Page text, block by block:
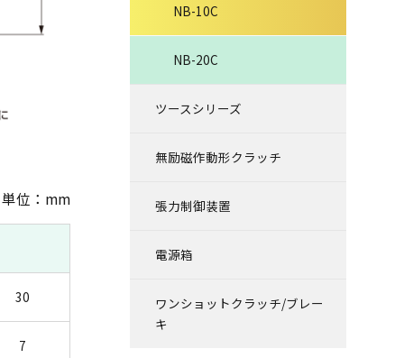
単位：mm
30
7
NB-10C
NB-20C
ツースシリーズ
無励磁作動形クラッチ
張力制御装置
電源箱
ワンショットクラッチ/ブレー
キ